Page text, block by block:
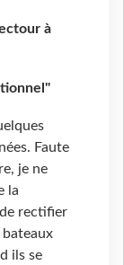
à
Faute
je ne
la
rectifier
bateaux
ils se